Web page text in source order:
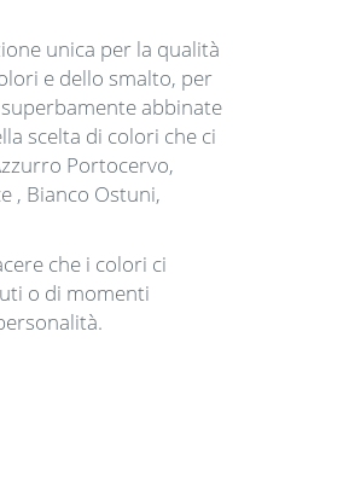
unica per la qualità
e dello smalto, per
abbinate
scelta di colori che ci
Portocervo,
, Bianco Ostuni,
che i colori ci
o di momenti